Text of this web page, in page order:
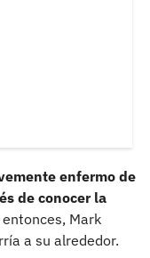
enfermo de
de conocer la
Mark
a su alrededor.